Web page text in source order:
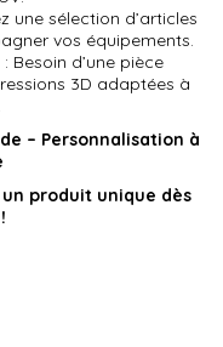
une sélection d’articles
vos équipements.
: Besoin d’une pièce
3D adaptées à
– Personnalisation à
produit unique dès